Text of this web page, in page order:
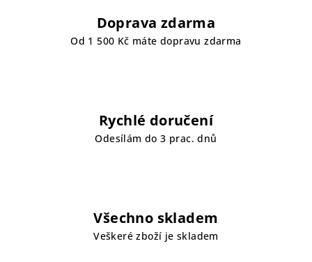
Doprava zdarma
Od 1 500 Kč máte dopravu zdarma
Rychlé doručení
Odesílám do 3 prac. dnů
Všechno skladem
Veškeré zboží je skladem